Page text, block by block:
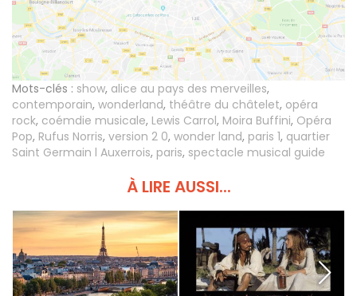
Mots-clés : show, alice au pays des merveilles,
contemporain, wonderland, théâtre du châtelet, opéra
rock, coémdie musicale, Lewis Carrol, Moira Buffini, Opéra
Pop, Rufus Norris, version 2 0, wonder land, paris 1, quartier
Saint Germain l Auxerrois, paris, spectacle musical guide
À LIRE AUSSI...